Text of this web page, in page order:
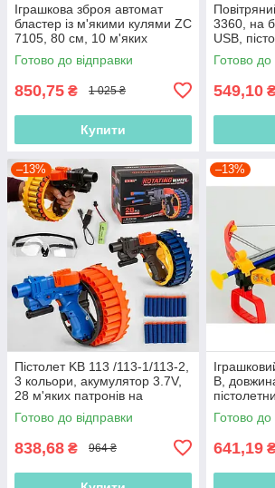
Іграшкова зброя автомат
бластер із м'якими кулями ZC
7105, 80 см, 10 м'яких
патронів, 10 патронів на
присоску
Готово до відправки
850,75 ₴ 1 025 ₴
Купити
3360, на
USB,
патронів,
тримачі
Готово до
549,10
–13%
Пістолет KB 113 /113-1/113-2,
3 кольори, акумулятор 3.7V,
28 м'яких патронів на
присоску, знімний лазер,
Готово до відправки
838,68 ₴ 964 ₴
–13%
В,
прицілом
Готово до
641,19